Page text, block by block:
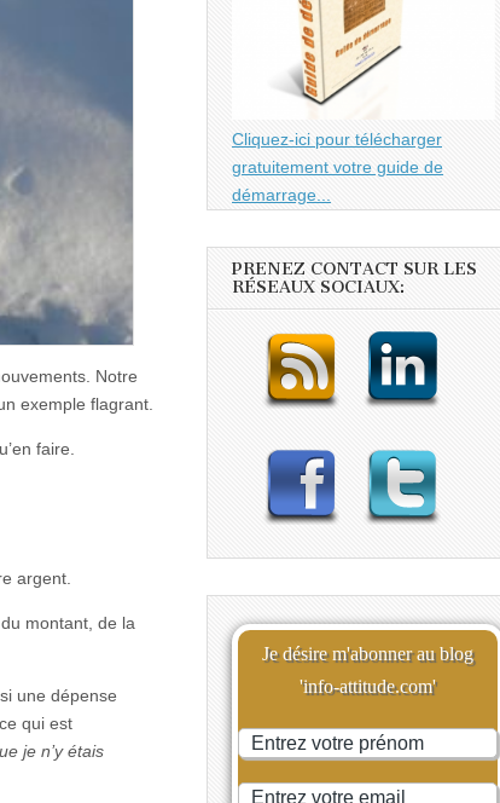
Notre
exemple flagrant.
faire.
argent.
montant, de la
une dépense
qui est
je n’y étais
Cliquez-ici pour télécharger
gratuitement votre guide de
démarrage...
PRENEZ CONTACT SUR LES
RÉSEAUX SOCIAUX:
Je désire m'abonner au blog
'info-attitude.com'